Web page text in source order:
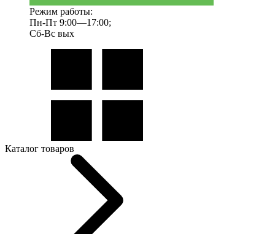
Режим работы:
Пн-Пт 9:00—17:00;
Сб-Вс вых
Каталог товаров